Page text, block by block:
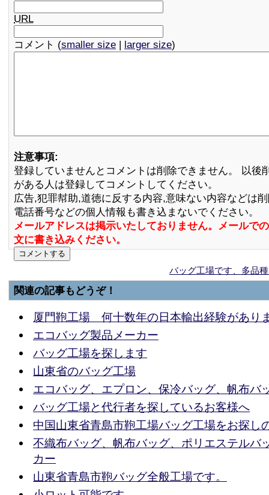
URL
コメント (smaller size | larger size)
注意事項:
登録していませんとコメントは削除できません。 以後
がある人は登録してコメントしてください。
広告,犯罪幇助,道徳に反する内容,意味ない内容などは
電話番号などの個人情報も書き込まないでください。
メールアドレスは掲示いたしておりません。メールで
文に書き込みください。
バッグ工場です、多品
関連の記事もどうぞ！
厦門鞄工場 何十数年の日本輸出経験があり
エコバッグ製品メーカー
バッグ工場を探します
山東省のバッグ工場
エコバッグ、エプロン、保冷バッグ、帆布バ
バッグ工場と代行者を探しているお客様へ
中国山東省青島市鞄工場バッグ工場をお探し
不織布バッグ、帆布バッグ、ポリエステルバ
カー
山東省青島市鞄バッグ全般工場です。